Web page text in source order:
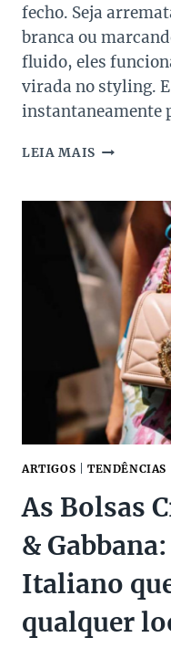
fecho. Seja
branca ou
fluido, eles
virada no styling.
instantaneamente
LEIA MAIS OS
LUXO
QUE
VIRAM
PONTO
ALTO
PRODUÇÃO
ARTIGOS TENDÊNCIAS
As Bolsas
&
Italiano
qualquer